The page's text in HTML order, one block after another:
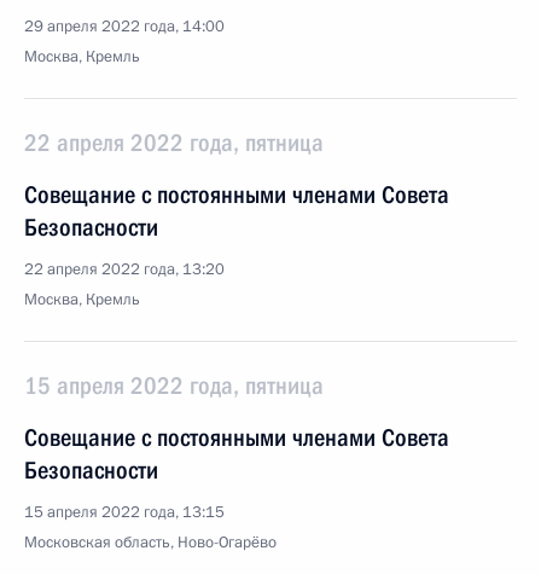
29 апреля 2022 года, 14:00
Москва, Кремль
22 апреля 2022 года, пятница
Совещание с постоянными членами Совета
Безопасности
22 апреля 2022 года, 13:20
Москва, Кремль
15 апреля 2022 года, пятница
Совещание с постоянными членами Совета
Безопасности
15 апреля 2022 года, 13:15
Московская область, Ново-Огарёво